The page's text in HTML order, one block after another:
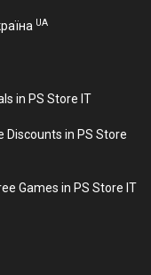
UA
in PS Store IT
Discounts in PS Store
Games in PS Store IT